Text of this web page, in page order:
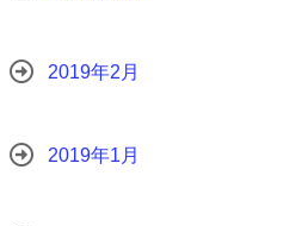
2019年2月
2019年1月